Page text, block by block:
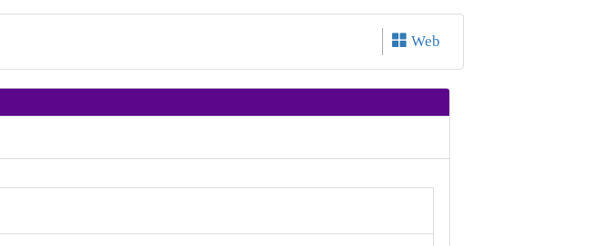
Web